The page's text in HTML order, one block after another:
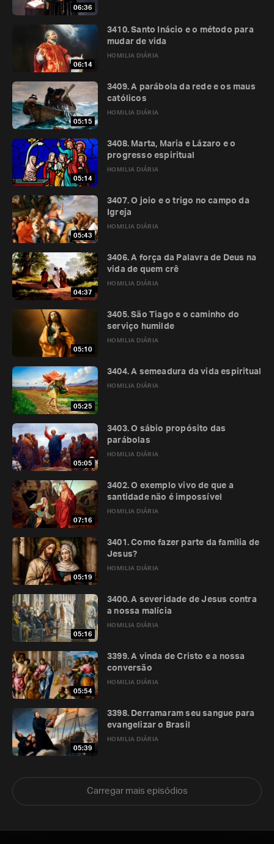
06:36
06:14
HOMILIA DIÁRIA
3410. Santo Inácio e o método para
mudar de vida
05:15
HOMILIA DIÁRIA
3409. A parábola da rede e os maus
católicos
05:14
HOMILIA DIÁRIA
3408. Marta, Maria e Lázaro e o
progresso espiritual
05:43
HOMILIA DIÁRIA
3407. O joio e o trigo no campo da
Igreja
04:37
HOMILIA DIÁRIA
3406. A força da Palavra de Deus na
vida de quem crê
05:10
HOMILIA DIÁRIA
3405. São Tiago e o caminho do
serviço humilde
05:25
HOMILIA DIÁRIA
3404. A semeadura da vida espiritual
05:05
HOMILIA DIÁRIA
3403. O sábio propósito das
parábolas
07:16
HOMILIA DIÁRIA
3402. O exemplo vivo de que a
santidade não é impossível
05:19
HOMILIA DIÁRIA
3401. Como fazer parte da família de
Jesus?
05:16
HOMILIA DIÁRIA
3400. A severidade de Jesus contra
a nossa malícia
05:54
HOMILIA DIÁRIA
3399. A vinda de Cristo e a nossa
conversão
05:39
HOMILIA DIÁRIA
3398. Derramaram seu sangue para
evangelizar o Brasil
Carregar mais episódios